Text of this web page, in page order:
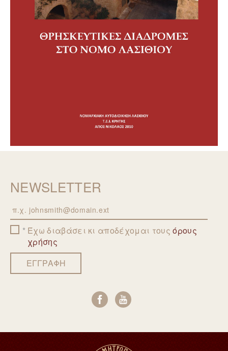
NEWSLETTER
EmailΈχω διαβάσει κι αποδέχομαι τουςόρους
χρήσης
ΕΓΓΡΑΦΗ